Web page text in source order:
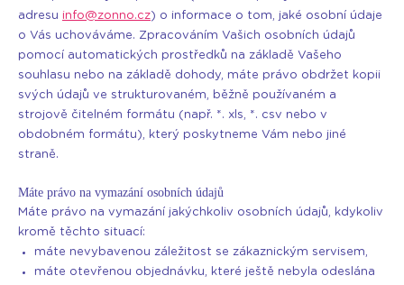
adresu info@zonno.cz) o informace o tom, jaké osobní údaje
o Vás uchováváme. Zpracováním Vašich osobních údajů
pomocí automatických prostředků na základě Vašeho
souhlasu nebo na základě dohody, máte právo obdržet kopii
svých údajů ve strukturovaném, běžně používaném a
strojově čitelném formátu (např. *. xls, *. csv nebo v
obdobném formátu), který poskytneme Vám nebo jiné
straně.
Máte právo na vymazání osobních údajů
Máte právo na vymazání jakýchkoliv osobních údajů, kdykoliv
kromě těchto situací:
máte nevybavenou záležitost se zákaznickým servisem,
máte otevřenou objednávku, které ještě nebyla odeslána